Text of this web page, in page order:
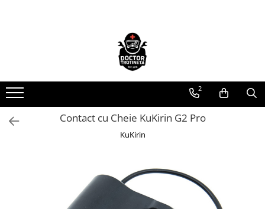
Toate produsele
Piese de schimb
https://www.doctortrotineta.ro/electrica
Acceleratie
2
Contact cu Cheie KuKirin G2 Pro
KuKirin